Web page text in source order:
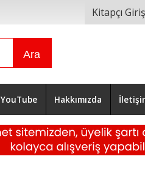
Kitapçı
Ara
YouTube Hakkımızda